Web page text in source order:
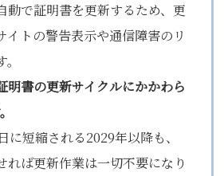
動で証明書を更新するため、更
イトの警告表示や通信障害のリ
明書の更新サイクルにかかわら
に短縮される2029年以降も、
れば更新作業は一切不要になり